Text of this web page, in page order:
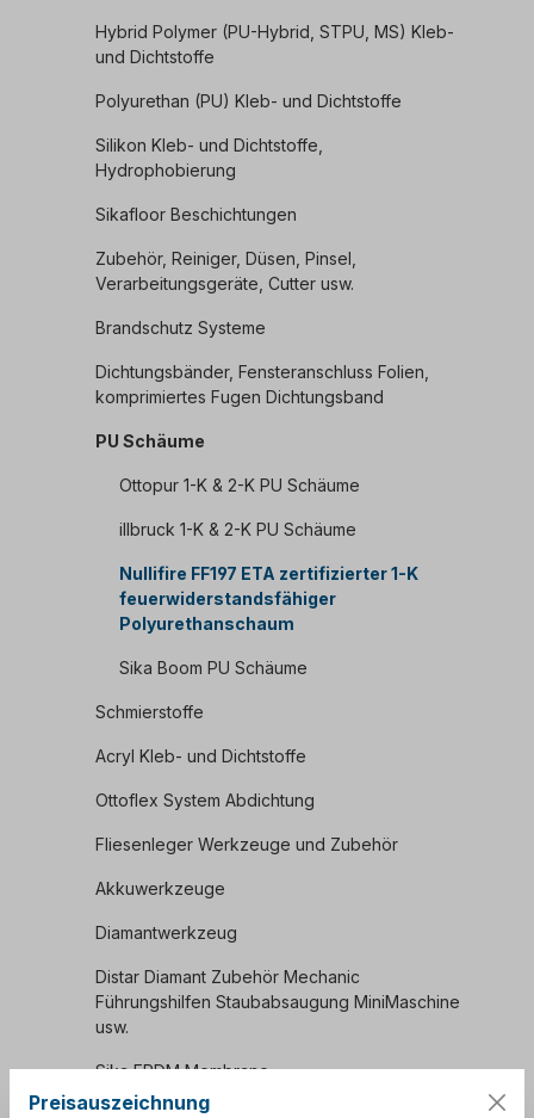
Hybrid Polymer (PU-Hybrid, STPU, MS) Kleb-
und Dichtstoffe
Polyurethan (PU) Kleb- und Dichtstoffe
Silikon Kleb- und Dichtstoffe,
Hydrophobierung
Sikafloor Beschichtungen
Zubehör, Reiniger, Düsen, Pinsel,
Verarbeitungsgeräte, Cutter usw.
Brandschutz Systeme
Dichtungsbänder, Fensteranschluss Folien,
komprimiertes Fugen Dichtungsband
PU Schäume
Ottopur 1-K & 2-K PU Schäume
illbruck 1-K & 2-K PU Schäume
Nullifire FF197 ETA zertifizierter 1-K
feuerwiderstandsfähiger
Polyurethanschaum
Sika Boom PU Schäume
Schmierstoffe
Acryl Kleb- und Dichtstoffe
Ottoflex System Abdichtung
Fliesenleger Werkzeuge und Zubehör
Akkuwerkzeuge
Diamantwerkzeug
Distar Diamant Zubehör Mechanic
Führungshilfen Staubabsaugung MiniMaschine
usw.
Sika EPDM Membrane
Preisauszeichnung